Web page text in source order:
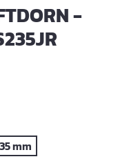
-
nicht verfügbar.)
35 mm